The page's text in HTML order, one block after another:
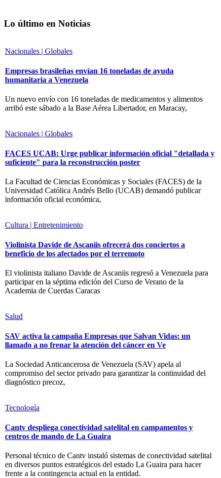
Lo último en Noticias
Nacionales | Globales
Empresas brasileñas envían 16 toneladas de ayuda
humanitaria a Venezuela
Un nuevo envío con 16 toneladas de medicamentos y alimentos
arribó este sábado a la Base Aérea Libertador, en Maracay,
Nacionales | Globales
FACES UCAB: Urge publicar información oficial "detallada y
suficiente" para la reconstrucción poster
La Facultad de Ciencias Económicas y Sociales (FACES) de la
Universidad Católica Andrés Bello (UCAB) demandó publicar
información oficial económica,
Cultura | Entretenimiento
Violinista Davide de Ascaniis ofrecerá dos conciertos a
beneficio de los afectados por el terremoto
El violinista italiano Davide de Ascaniis regresó a Venezuela para
participar en la séptima edición del Curso de Verano de la
Academia de Cuerdas Caracas
Salud
SAV activa la campaña Empresas que Salvan Vidas: un
llamado a no frenar la atención del cáncer en Ve
La Sociedad Anticancerosa de Venezuela (SAV) apela al
compromiso del sector privado para garantizar la continuidad del
diagnóstico precoz,
Tecnología
Cantv despliega conectividad satelital en campamentos y
centros de mando de La Guaira
Personal técnico de Cantv instaló sistemas de conectividad satelital
en diversos puntos estratégicos del estado La Guaira para hacer
frente a la contingencia actual en la entidad.